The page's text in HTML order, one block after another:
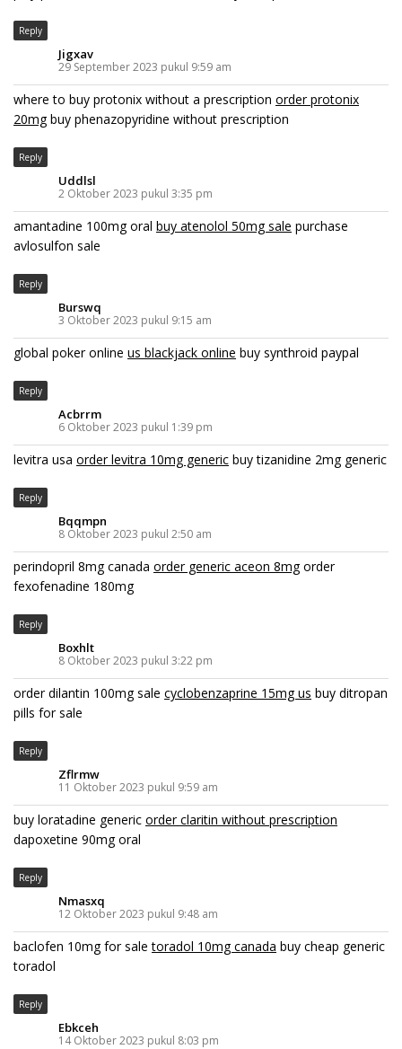
Reply
Jigxav
29 September 2023 pukul 9:59 am
where to buy protonix without a prescription order protonix
20mgbuy phenazopyridine without prescription
Reply
Uddlsl
2 Oktober 2023 pukul 3:35 pm
amantadine 100mg oral buy atenolol 50mg sale purchase
avlosulfon sale
Reply
Burswq
3 Oktober 2023 pukul 9:15 am
global poker online us blackjack online buy synthroid paypal
Reply
Acbrrm
6 Oktober 2023 pukul 1:39 pm
levitra usa order levitra 10mg generic buy tizanidine 2mg generic
Reply
Bqqmpn
8 Oktober 2023 pukul 2:50 am
perindopril 8mg canada order generic aceon 8mgorder
fexofenadine 180mg
Reply
Boxhlt
8 Oktober 2023 pukul 3:22 pm
order dilantin 100mg sale cyclobenzaprine 15mg us buy ditropan
pills for sale
Reply
Zflrmw
11 Oktober 2023 pukul 9:59 am
buy loratadine generic order claritin without prescription
dapoxetine 90mg oral
Reply
Nmasxq
12 Oktober 2023 pukul 9:48 am
baclofen 10mg for saletoradol 10mg canada buy cheap generic
toradol
Reply
Ebkceh
14 Oktober 2023 pukul 8:03 pm